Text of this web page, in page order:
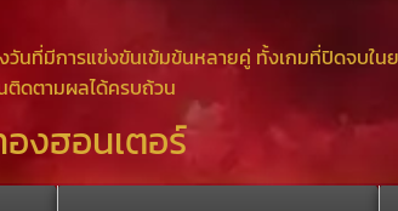
วันที่มีการแข่งขันเข้มข้นหลายคู่ ทั้งเกมที่ปิดจบ
ติดตามผลได้ครบถ้วน
งฮอนเตอร์